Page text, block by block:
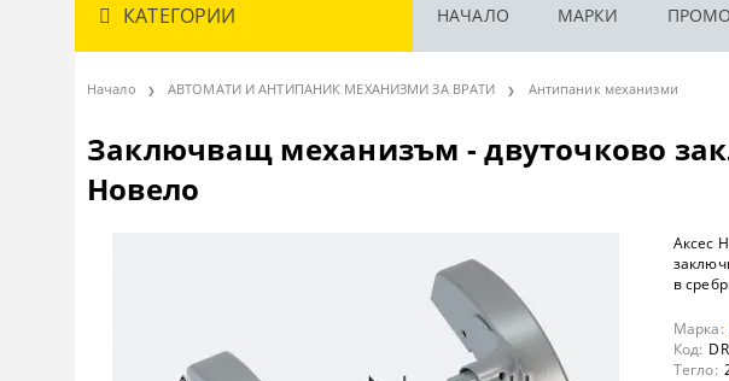
КАТЕГОРИИ НАЧАЛО МАРКИ
Начало АВТОМАТИ И АНТИПАНИК МЕХАНИЗМИ ЗА ВРАТИ Антипаник механизми
Заключващ механизъм - двуточково
Новело
Аксес
в
Марка:
Код:
Тегло: